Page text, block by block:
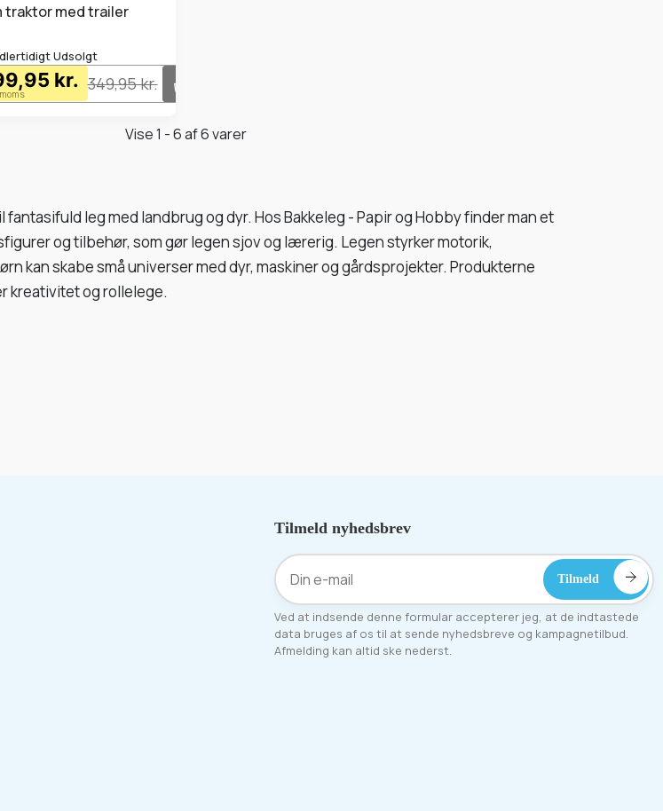
traktor med trailer
Udsolgt
kr. 349,95 kr.
Vise 1 - 6 af 6 varer
leg med landbrug og dyr. Hos Bakkeleg - Papir og Hobby finder man et
og tilbehør, som gør legen sjov og lærerig. Legen styrker motorik,
kan skabe små universer med dyr, maskiner og gårdsprojekter. Produkterne
kreativitet og rollelege.
Tilmeld nyhedsbrev
Ved at indsende denne formular accepterer jeg, at de indtastede
data bruges af os til at sende nyhedsbreve og kampagnetilbud.
Afmelding kan altid ske nederst.